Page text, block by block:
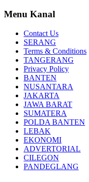
Menu Kanal
Contact Us
SERANG
Terms & Conditions
TANGERANG
Privacy Policy
BANTEN
NUSANTARA
JAKARTA
JAWA BARAT
SUMATERA
POLDA BANTEN
LEBAK
EKONOMI
ADVERTORIAL
CILEGON
PANDEGLANG